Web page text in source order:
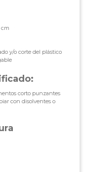
cm
y/o corte del plástico
corto punzantes
con disolventes o